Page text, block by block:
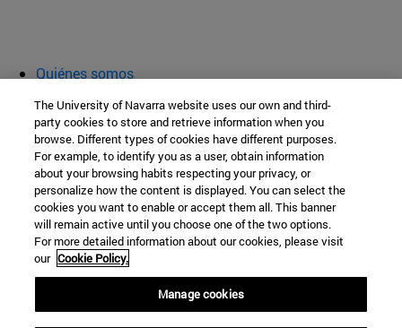
Quiénes somos
Aula abierta
Cátedra de Patrimonio y Arte Navarro
Facultad de Filosofía y Letras
Campus Universitario s/n
Navarra
España
The University of Navarra website uses our own and third-
party cookies to store and retrieve information when you
browse. Different types of cookies have different purposes.
For example, to identify you as a user, obtain information
about your browsing habits respecting your privacy, or
personalize how the content is displayed. You can select the
cookies you want to enable or accept them all. This banner
will remain active until you choose one of the two options.
For more detailed information about our cookies, please visit
our Cookie Policy.
Manage cookies